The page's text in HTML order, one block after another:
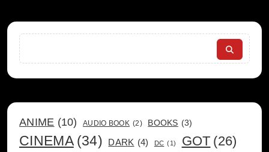
Search
ANIME (10) AUDIO BOOK (2) BOOKS (3)
CINEMA (34) DARK (4) DC (1) GOT (26)